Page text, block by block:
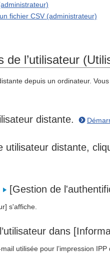
fichier CSV (administrateur)
l’utilisateur
depuis un ordinateur.
distante.
utilisateur distante,
[Gestion de
s'affiche.
dans
utilisée pour l’impression